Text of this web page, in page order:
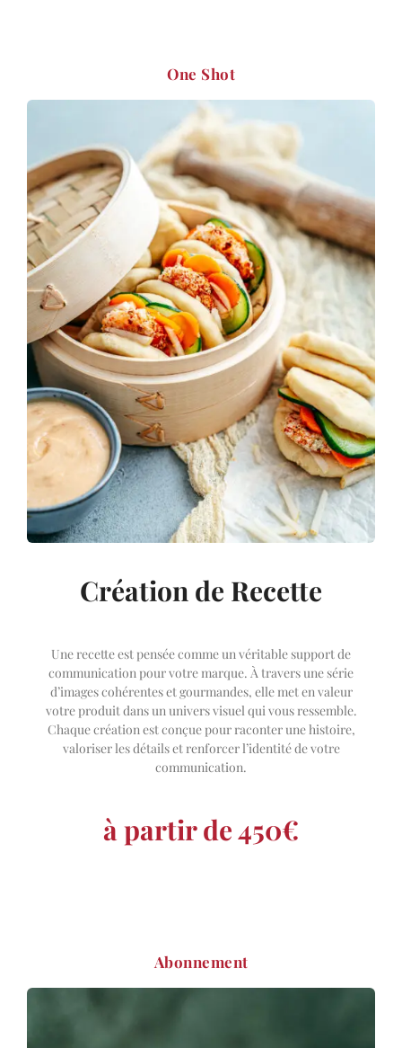
One Shot
Création de Recette
Une recette est pensée comme un véritable support de
communication pour votre marque. À travers une série
d’images cohérentes et gourmandes, elle met en valeur
votre produit dans un univers visuel qui vous ressemble.
Chaque création est conçue pour raconter une histoire,
valoriser les détails et renforcer l’identité de votre
communication.
à partir de 450€
Abonnement